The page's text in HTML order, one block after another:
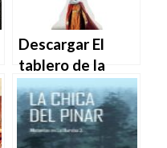
Descargar El
tablero de la
reina – Luis
Zueco en EPUB |
PDF | MOBI